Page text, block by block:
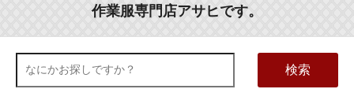
作業服専門店アサヒです。
検索